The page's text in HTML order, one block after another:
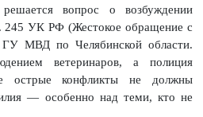
вопрос о возбуждении
245 УК РФ (Жестокое обращение с
МВД по Челябинской области.
ветеринаров, а полиция
острые конфликты не должны
— особенно над теми, кто не